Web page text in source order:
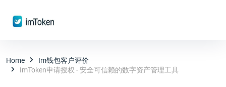
Home
Im钱包客户评价
ImToken申请授权 - 安全可信赖的数字资产管理工具